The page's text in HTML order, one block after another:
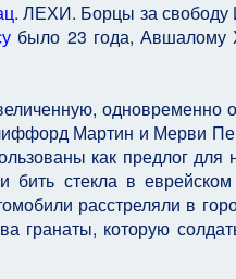
. ЛЕХИ. Борцы за свободу
было 23 года,
одновременно
Мартин и Мерви
как предлог
бить стекла в
расстреляли в
гранаты, которую